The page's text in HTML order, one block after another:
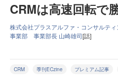
CRMは高速回転で
株式会社プラスアルファ・コンサルテ
事業部 事業部長 山崎雄司[話]
CRM 季刊ECzine プレミアム記事